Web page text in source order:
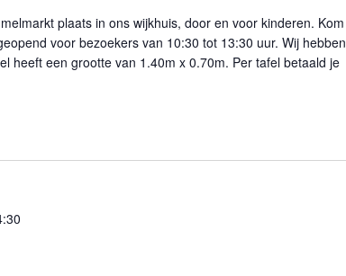
plaats in ons wijkhuis, door en voor kinderen. Kom
voor bezoekers van 10:30 tot 13:30 uur. Wij hebben
heeft een grootte van 1.40m x 0.70m. Per tafel betaald je